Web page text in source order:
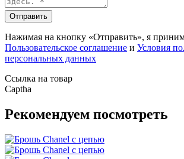
Отправить
Нажимая на кнопку «Отправить», я
Пользовательское соглашение и Условия
персональных данных
Ссылка на товар
Captha
Рекомендуем посмотреть